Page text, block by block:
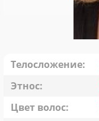
Телосложение:
Этнос:
Цвет волос: